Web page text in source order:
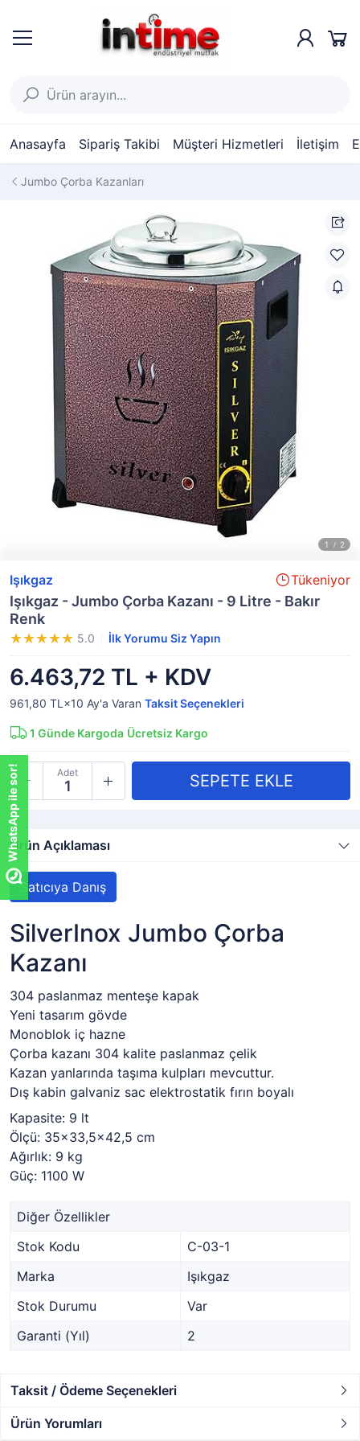
Anasayfa Sipariş Takibi Müşteri Hizmetleri İletişim
Jumbo Çorba Kazanları
Işıkgaz Tükeniyor
Işıkgaz - Jumbo Çorba Kazanı - 9 Litre - Bakır
Renk
5.0 İlk Yorumu Siz Yapın
6.463,72 TL + KDV
961,80 TL×10 Ay'a Varan Taksit Seçenekleri
1 Günde Kargoda Ücretsiz Kargo
Adet
Ürün Açıklaması
Satıcıya Danış
SilverInox Jumbo Çorba
Kazanı
304 paslanmaz menteşe kapak
Yeni tasarım gövde
Monoblok iç hazne
Çorba kazanı 304 kalite paslanmaz çelik
Kazan yanlarında taşıma kulpları mevcuttur.
Dış kabin galvaniz sac elektrostatik fırın boyalı
Kapasite: 9 lt
Ölçü: 35x33,5x42,5 cm
Ağırlık: 9 kg
Güç: 1100 W
Diğer Özellikler
Stok Kodu
C-03-1
Marka
Işıkgaz
Stok Durumu
Var
Garanti (Yıl)
2
Taksit / Ödeme Seçenekleri
Ürün Yorumları
WhatsApp ile sor!